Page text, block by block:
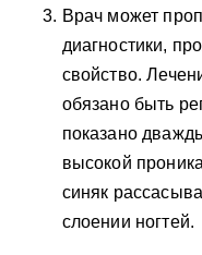
Врач может
диагностики,
свойство.
обязано быть
показано
высокой
синяк
слоении ногтей.